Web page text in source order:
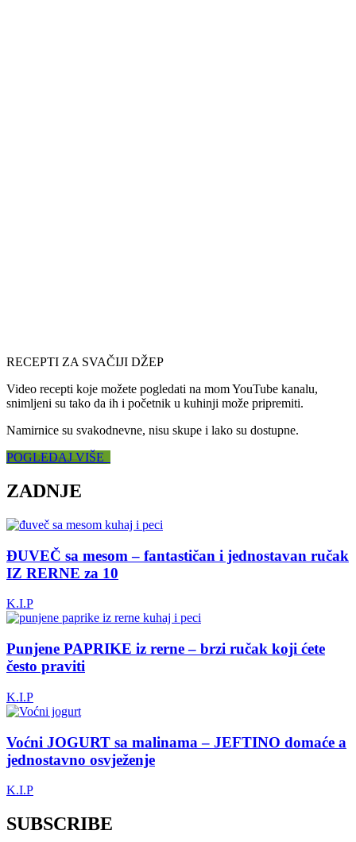
RECEPTI ZA SVAČIJI DŽEP
Video recepti koje možete pogledati na mom YouTube kanalu,
snimljeni su tako da ih i početnik u kuhinji može pripremiti.
Namirnice su svakodnevne, nisu skupe i lako su dostupne.
POGLEDAJ VIŠE
ZADNJE
ĐUVEČ sa mesom – fantastičan i jednostavan ručak
IZ RERNE za 10
K.I.P
Punjene PAPRIKE iz rerne – brzi ručak koji ćete
često praviti
K.I.P
Voćni JOGURT sa malinama – JEFTINO domaće a
jednostavno osvježenje
K.I.P
SUBSCRIBE